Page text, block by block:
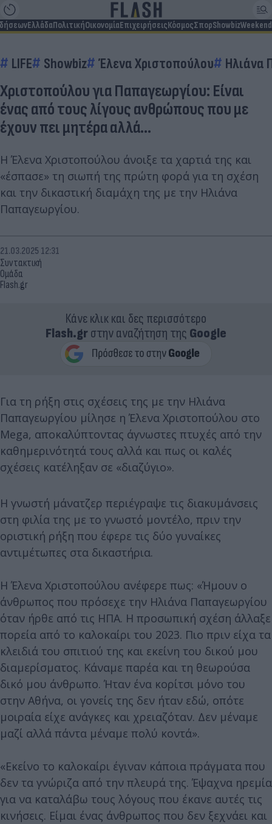
ΕλλάδαΠολιτικήΟικονομίαΕπιχειρήσειςΚόσμοςΣπορShowbizWeekend
LIFE Showbiz Έλενα Χριστοπούλου Ηλιάνα
Χριστοπούλου για Παπαγεωργίου: Είναι
ένας από τους λίγους ανθρώπους που με
έχουν πει μητέρα αλλά...
Η Έλενα Χριστοπούλου άνοιξε τα χαρτιά της και
«έσπασε» τη σιωπή της πρώτη φορά για τη σχέση
και την δικαστική διαμάχη της με την Ηλιάνα
Παπαγεωργίου.
Συντακτική
Ομάδα
Flash.gr
21.03.2025 12:31
Κάνε κλικ και δες περισσότερο
Flash.grστην αναζήτηση της Google
Για τη ρήξη στις σχέσεις της με την Ηλιάνα
Παπαγεωργίου μίλησε η Έλενα Χριστοπούλου στο
Μega, αποκαλύπτοντας άγνωστες πτυχές από την
καθημερινότητά τους αλλά και πως οι καλές
σχέσεις κατέληξαν σε «διαζύγιο».
Η γνωστή μάνατζερ περιέγραψε τις διακυμάνσεις
στη φιλία της με το γνωστό μοντέλο, πριν την
οριστική ρήξη που έφερε τις δύο γυναίκες
αντιμέτωπες στα δικαστήρια.
Η Έλενα Χριστοπούλου ανέφερε πως: «Ήμουν ο
άνθρωπος που πρόσεχε την Ηλιάνα Παπαγεωργίου
όταν ήρθε από τις ΗΠΑ. Η προσωπική σχέση άλλαξε
πορεία από το καλοκαίρι του 2023. Πιο πριν είχα τα
κλειδιά του σπιτιού της και εκείνη του δικού μου
διαμερίσματος. Κάναμε παρέα και τη θεωρούσα
δικό μου άνθρωπο. Ήταν ένα κορίτσι μόνο του
στην Αθήνα, οι γονείς της δεν ήταν εδώ, οπότε
μοιραία είχε ανάγκες και χρειαζόταν. Δεν μέναμε
μαζί αλλά πάντα μέναμε πολύ κοντά».
«Εκείνο το καλοκαίρι έγιναν κάποια πράγματα που
δεν τα γνώριζα από την πλευρά της. Έψαχνα ηρεμία
για να καταλάβω τους λόγους που έκανε αυτές τις
κινήσεις. Είμαι ένας άνθρωπος που δεν ξεχνάει και